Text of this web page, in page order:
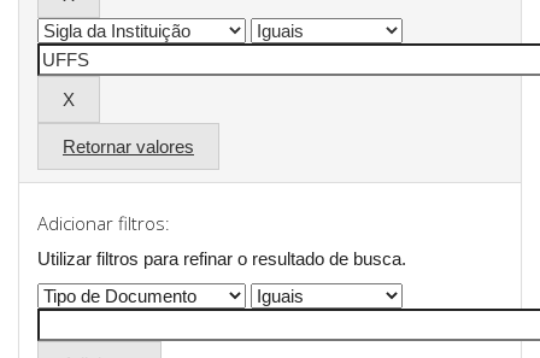
Retornar valores
Adicionar filtros:
Utilizar filtros para refinar o resultado de busca.